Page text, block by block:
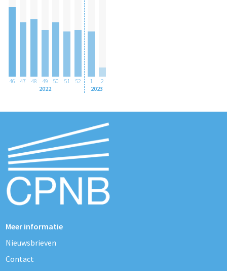
46 47 48 49 50 51
52
2022
1
2
2023
Meer informatie
Nieuwsbrieven
Contact